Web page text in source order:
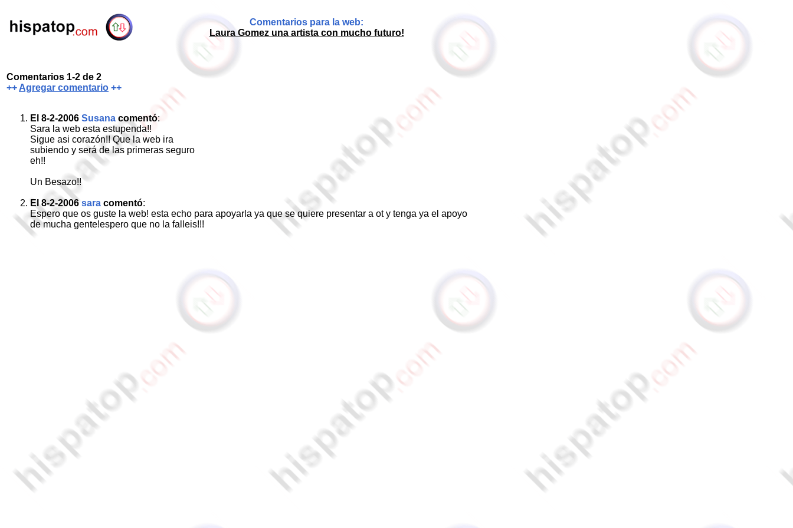
Comentarios para la web:
Laura Gomez una artista con mucho futuro!
Comentarios 1-2 de 2
++ Agregar comentario ++
El 8-2-2006 Susana comentó:
Sara la web esta estupenda!!
Sigue asi corazón!! Que la web ira
subiendo y será de las primeras seguro
eh!!
Un Besazo!!
El 8-2-2006 sara comentó:
Espero que os guste la web! esta echo para apoyarla ya que se quiere presentar a ot y tenga ya el apoyo
de mucha gente!espero que no la falleis!!!